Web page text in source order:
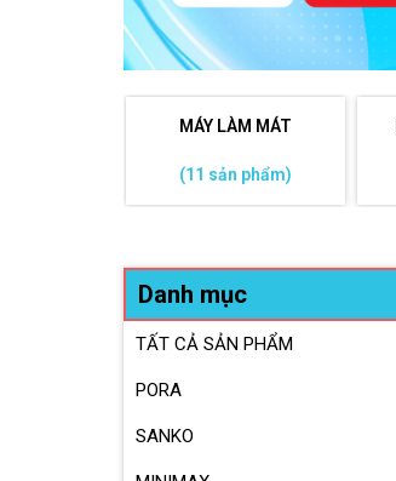
MÁY LÀM MÁT
(11 sản phẩm)
Danh mục
TẤT CẢ SẢN PHẨM
PORA
SANKO